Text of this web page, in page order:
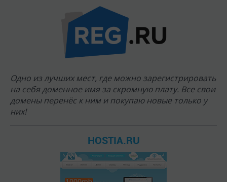
Одно из лучших мест, где можно зарегистрировать
на себя доменное имя за скромную плату. Все свои
домены перенёс к ним и покупаю новые только у
них!
HOSTIA.RU